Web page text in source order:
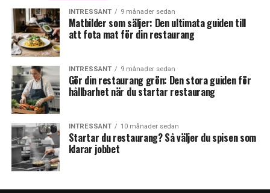
INTRESSANT 9 månader sedan
Matbilder som säljer: Den ultimata guiden till
att fota mat för din restaurang
INTRESSANT 9 månader sedan
Gör din restaurang grön: Den stora guiden för
hållbarhet när du startar restaurang
INTRESSANT 10 månader sedan
Startar du restaurang? Så väljer du spisen som
klarar jobbet